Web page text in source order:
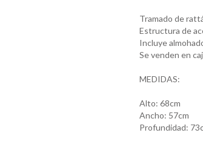
Tramado de
Estructura de
Incluye
Se venden en
MEDIDAS:
Alto: 68cm
Ancho: 57cm
Profundidad: